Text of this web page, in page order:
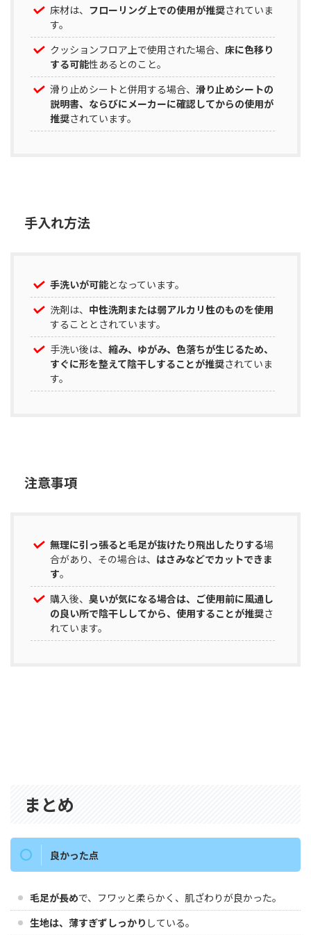
床材は、 フローリング上での使用が推奨されていま
す。
クッションフロア上で使用された場合、 床に色移り
する可能性あるとのこと。
滑り止めシートと併用する場合、 滑り止めシートの
説明書、ならびにメーカーに確認してからの使用が
推奨されています。
手入れ方法
手洗いが可能となっています。
洗剤は、 中性洗剤または弱アルカリ性のものを使用
することとされています。
手洗い後は、 縮み、ゆがみ、色落ちが生じるため、
すぐに形を整えて陰干しすることが推奨されていま
す。
注意事項
無理に引っ張ると毛足が抜けたり飛出したりする場
合があり、その場合は、 はさみなどでカットできま
す。
購入後、 臭いが気になる場合は、ご使用前に風通し
の良い所で陰干ししてから、使用することが推奨さ
れています。
まとめ
良かった点
毛足が長めで、フワッと柔らかく、肌ざわりが良かった。
生地は、薄すぎずしっかり している。